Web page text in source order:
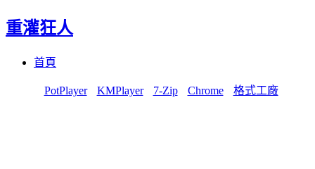
重灌狂人
首頁
PotPlayer KMPlayer 7-Zip Chrome 格式工廠